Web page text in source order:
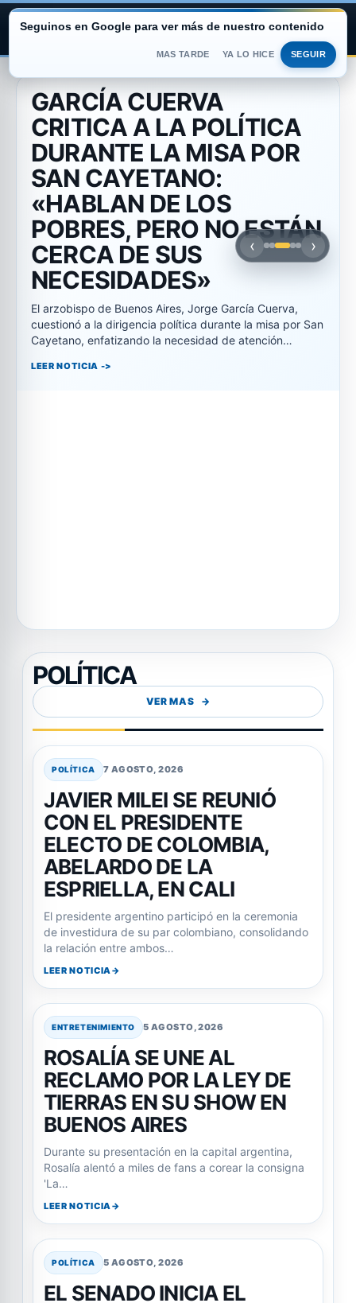
contenido
ARGENTINA PORTAL
GARCÍA CUERVA
CRITICA A LA POLÍTICA
DURANTE LA MISA POR
SAN CAYETANO:
«HABLAN DE LOS
POBRES, PERO NO ESTÁN
CERCA DE SUS
NECESIDADES»
El arzobispo de Buenos Aires, Jorge García Cuerva,
cuestionó a la dirigencia política durante la misa por San
Cayetano, enfatizando la necesidad de atención…
LEER NOTICIA
‹ ›
POLÍTICA
VER MAS
POLÍTICA 7 AGOSTO, 2026
JAVIER MILEI SE REUNIÓ
CON EL PRESIDENTE
ELECTO DE COLOMBIA,
ABELARDO DE LA
ESPRIELLA, EN CALI
El presidente argentino participó en la ceremonia
de investidura de su par colombiano, consolidando
la relación entre ambos…
LEER NOTICIA
ENTRETENIMIENTO 5 AGOSTO, 2026
ROSALÍA SE UNE AL
RECLAMO POR LA LEY DE
TIERRAS EN SU SHOW EN
BUENOS AIRES
Durante su presentación en la capital argentina,
Rosalía alentó a miles de fans a corear la consigna
'La…
LEER NOTICIA
POLÍTICA 5 AGOSTO, 2026
EL SENADO INICIA EL
Seguinos en Google para ver más de nuestro contenido
MAS TARDE YA LO HICE SEGUIR